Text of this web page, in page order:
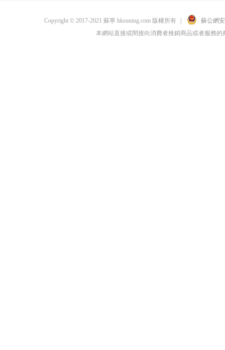
Copyright © 2017-2021 蘇寧 hksuning.com 版權所有
蘇公網
本網站直接或間接向消費者推銷商品或者服務